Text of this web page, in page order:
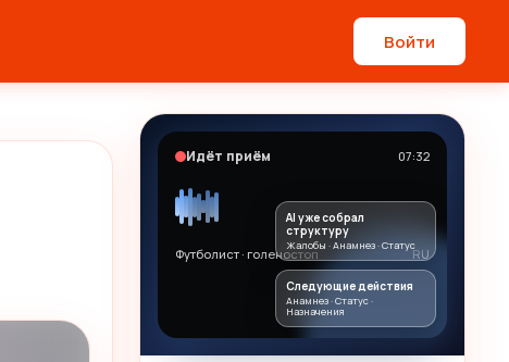
Войти
Идёт приём 07:32
Футболист · голеностоп RU
AI уже собрал
структуру
Жалобы · Анамнез · Статус
Следующие действия
Анамнез · Статус ·
Назначения